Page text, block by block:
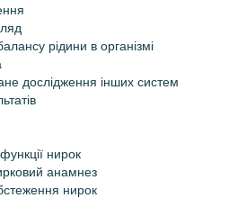
рідини в організмі
дослідження інших систем
нирок
анамнез
нирок